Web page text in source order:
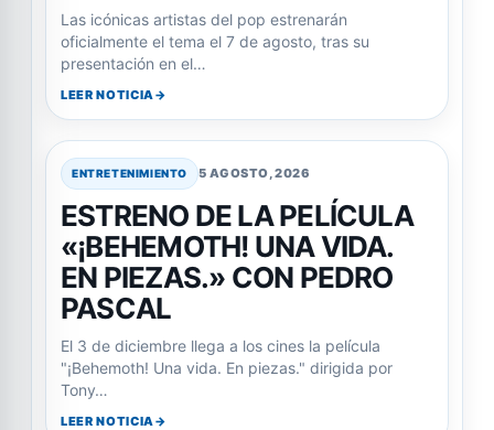
Las icónicas artistas del pop estrenarán
oficialmente el tema el 7 de agosto, tras su
presentación en el…
LEER NOTICIA
ENTRETENIMIENTO 5 AGOSTO, 2026
ESTRENO DE LA PELÍCULA
«¡BEHEMOTH! UNA VIDA.
EN PIEZAS.» CON PEDRO
PASCAL
El 3 de diciembre llega a los cines la película
"¡Behemoth! Una vida. En piezas." dirigida por
Tony…
LEER NOTICIA